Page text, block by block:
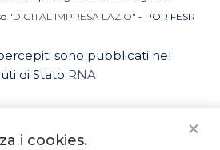
"DIGITAL IMPRESA LAZIO" - POR FESR
sono pubblicati nel
di Stato RNA
i cookies.